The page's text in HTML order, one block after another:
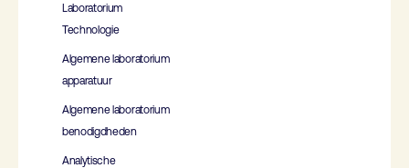
Laboratorium
Technologie
Algemene laboratorium
apparatuur
Algemene laboratorium
benodigdheden
Analytische